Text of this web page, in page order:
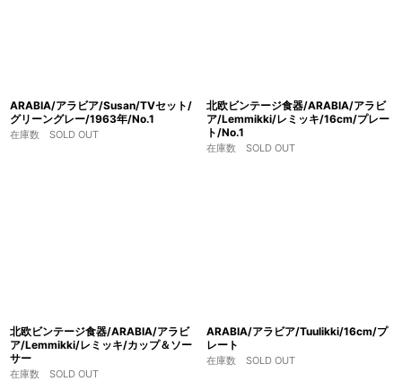
ARABIA/アラビア/Susan/TVセット/
グリーングレー/1963年/No.1
在庫数 SOLD OUT
北欧ビンテージ食器/ARABIA/アラビ
ア/Lemmikki/レミッキ/16cm/プレー
ト/No.1
在庫数 SOLD OUT
北欧ビンテージ食器/ARABIA/アラビ
ア/Lemmikki/レミッキ/カップ＆ソー
サー
在庫数 SOLD OUT
ARABIA/アラビア/Tuulikki/16cm/プ
レート
在庫数 SOLD OUT